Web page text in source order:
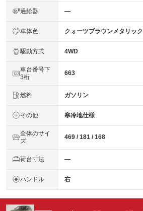
過給器 ―
車体色 クォーツブラウンメタリック
駆動方式 4WD
車台番号下
3桁
663
燃料 ガソリン
その他 寒冷地仕様
全体のサイ
ズ
469 / 181 / 168
荷台寸法 ―
ハンドル 右